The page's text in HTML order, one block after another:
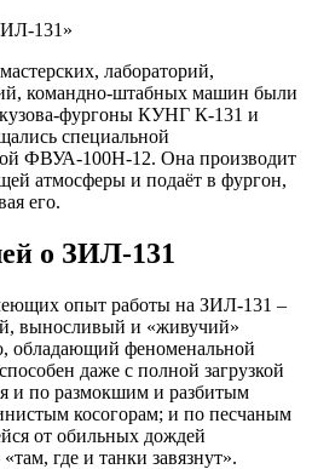
лабораторий,
командно-штабных машин были
кузова-фургоны КУНГ К-131 и
специальной
ФВУА-100Н-12. Она производит
атмосферы и подаёт в фургон,
его.
о ЗИЛ-131
опыт работы на ЗИЛ-131 –
выносливый и «живучий»
обладающий феноменальной
даже с полной загрузкой
и по размокшим и разбитым
косогорам; и по песчаным
от обильных дождей
где и танки завязнут».